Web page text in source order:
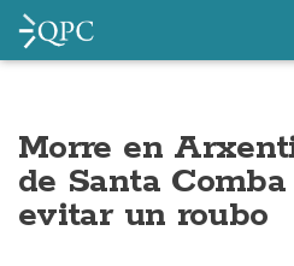
Morre en
de Santa
evitar un roubo